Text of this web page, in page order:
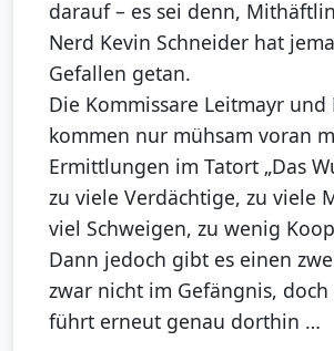
darauf – es sei denn,
Nerd Kevin Schneider hat
Gefallen getan.
Die Kommissare Leitmayr und
kommen nur mühsam voran
Ermittlungen im Tatort „Das
zu viele Verdächtige, zu viele
viel Schweigen, zu wenig
Dann jedoch gibt es einen
zwar nicht im Gefängnis,
führt erneut genau dorthin …